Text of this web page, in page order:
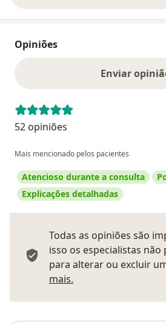
Opiniões
Enviar
52 opiniões
Mais mencionado pelos pacientes
Atencioso durante a consulta
Explicações detalhadas
Todas as opiniões são
isso os especialistas
para alterar ou excluir
mais.